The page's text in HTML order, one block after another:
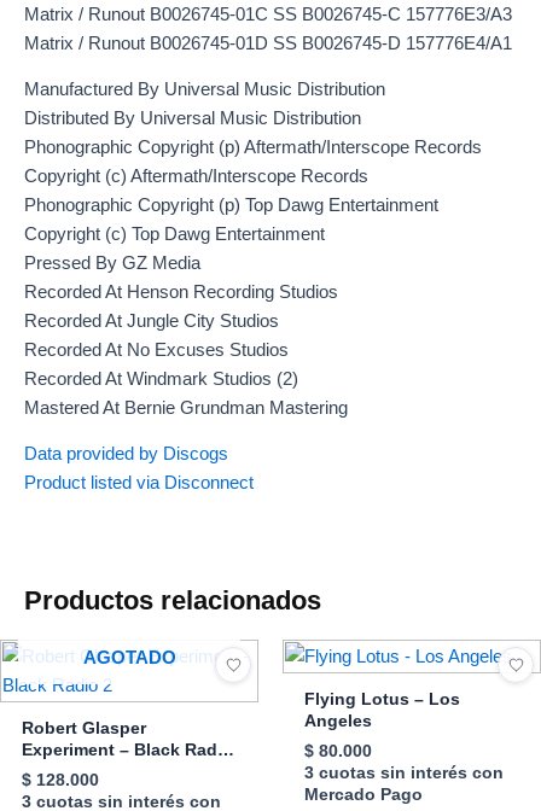
Matrix / Runout B0026745-01C SS B0026745-C 157776E3/A3
Matrix / Runout B0026745-01D SS B0026745-D 157776E4/A1
Manufactured By Universal Music Distribution
Distributed By Universal Music Distribution
Phonographic Copyright (p) Aftermath/Interscope Records
Copyright (c) Aftermath/Interscope Records
Phonographic Copyright (p) Top Dawg Entertainment
Copyright (c) Top Dawg Entertainment
Pressed By GZ Media
Recorded At Henson Recording Studios
Recorded At Jungle City Studios
Recorded At No Excuses Studios
Recorded At Windmark Studios (2)
Mastered At Bernie Grundman Mastering
Data provided by Discogs
Product listed via Disconnect
Productos relacionados
AGOTADO
Robert Glasper
Experiment – Black Radio
2
$128.000
3 cuotas sin interés con
Flying Lotus – Los
Angeles
$80.000
3 cuotas sin interés con
Mercado Pago